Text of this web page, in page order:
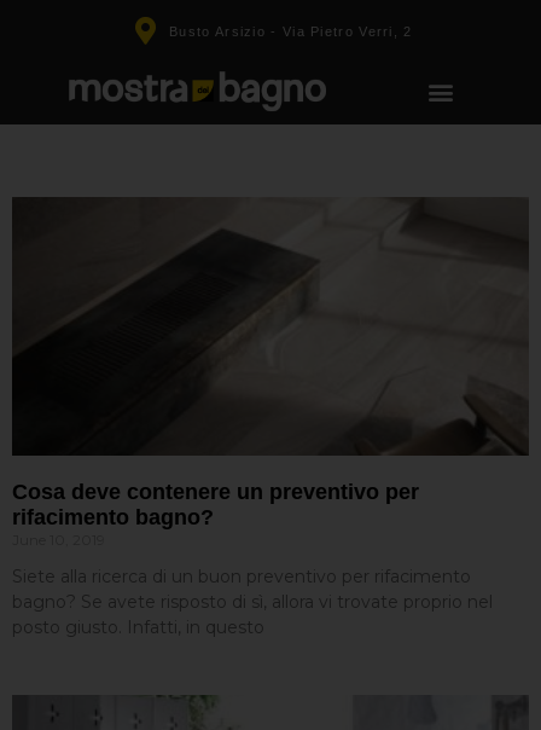
Busto Arsizio - Via Pietro Verri, 2
Cosa deve contenere un preventivo per
rifacimento bagno?
Siete alla ricerca di un buon preventivo per rifacimento
bagno? Se avete risposto di sì, allora vi trovate proprio nel
posto giusto. Infatti, in questo